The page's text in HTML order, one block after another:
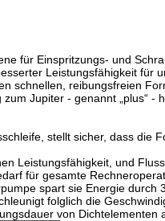
für Einspritzungs- und
Leistungsfähigkeit für
schnellen, reibungsfreien
Jupiter - genannt „plus“ -
stellt sicher, dass die
Leistungsfähigkeit, und
für gesamte
spart sie Energie durch
folglich die
von Dichtelementen